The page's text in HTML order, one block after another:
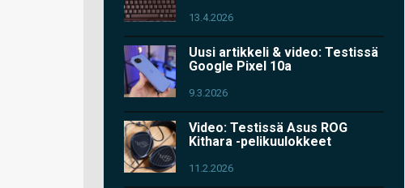
13.4.2026
Uusi artikkeli & video: Testissä
Google Pixel 10a
9.3.2026
Video: Testissä Asus ROG
Kithara -pelikuulokkeet
11.2.2026